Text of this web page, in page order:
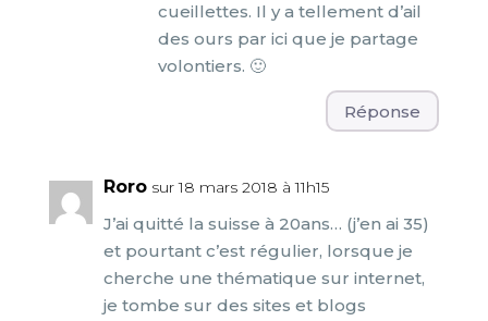
cueillettes. Il y a tellement d’ail
des ours par ici que je partage
volontiers. 🙂
Réponse
Roro sur 18 mars 2018 à 11h15
J’ai quitté la suisse à 20ans… (j’en ai 35)
et pourtant c’est régulier, lorsque je
cherche une thématique sur internet,
je tombe sur des sites et blogs